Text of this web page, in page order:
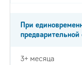
При
предварительной
3+ месяца